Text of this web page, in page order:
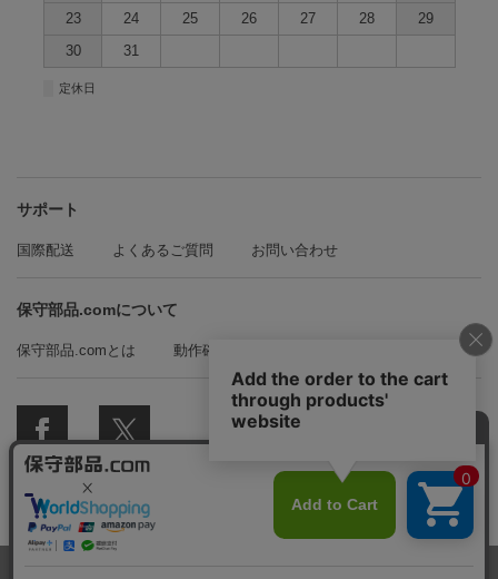
23
24 25 26 27 28
29
30
31
定休日
サポート
国際配送 よくあるご質問 お問い合わせ
保守部品.comについて
保守部品.comとは 動作確認方法の紹介
© 2018 保守部品.com All Rights Reserved.